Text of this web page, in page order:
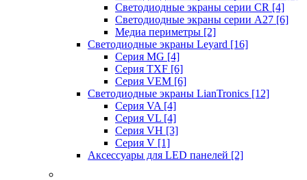
Светодиодные экраны серии CR [4]
Светодиодные экраны серии А27 [6]
Медиа периметры [2]
Светодиодные экраны Leyard [16]
Серия MG [4]
Серия TXF [6]
Серия VEM [6]
Светодиодные экраны LianTronics [12]
Серия VA [4]
Серия VL [4]
Серия VH [3]
Серия V [1]
Аксессуары для LED панелей [2]